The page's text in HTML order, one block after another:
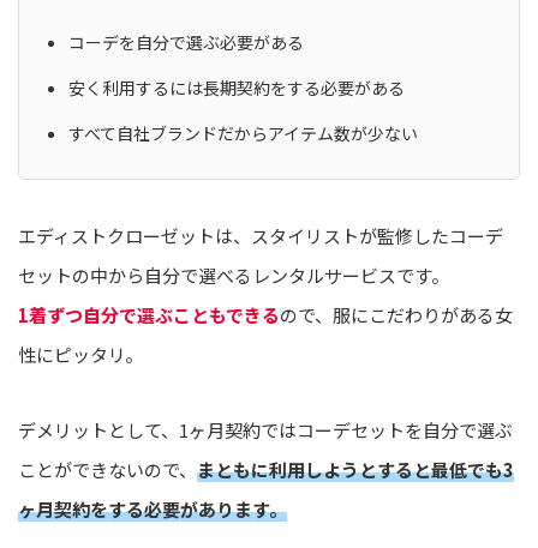
コーデを自分で選ぶ必要がある
安く利用するには長期契約をする必要がある
すべて自社ブランドだからアイテム数が少ない
エディストクローゼットは、スタイリストが監修したコーデ
セットの中から自分で選べるレンタルサービスです。
1着ずつ自分で選ぶこともできるので、服にこだわりがある女
性にピッタリ。
デメリットとして、1ヶ月契約ではコーデセットを自分で選ぶ
ことができないので、 まともに利用しようとすると最低でも3
ヶ月契約をする必要があります。